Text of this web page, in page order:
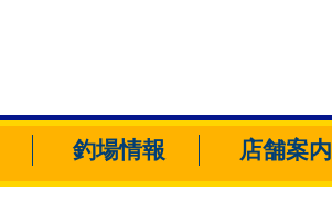
釣場情報 店舗案内